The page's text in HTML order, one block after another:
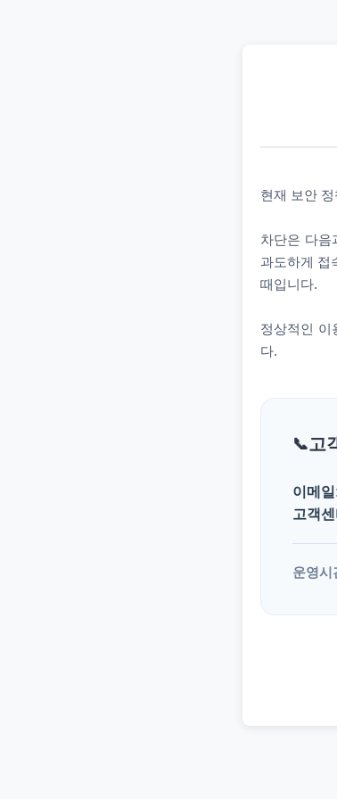
현재 보안
차단은 다음
과도하게 접
때입니다.
정상적인 이
다.
고
이메
고객
운영시